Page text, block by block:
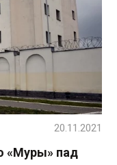
«Муры» пад
20.11.2021